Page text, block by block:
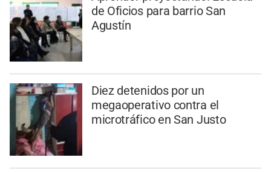
de Oficios para barrio San
Agustín
Diez detenidos por un
megaoperativo contra el
microtráfico en San Justo